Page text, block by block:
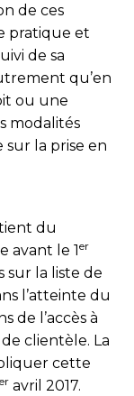
de ces
pratique et
de sa
qu’en
ou une
modalités
la prise en
du
avant le 1er
sur la liste de
l’atteinte du
de l’accès à
clientèle. La
cette
er avril 2017.